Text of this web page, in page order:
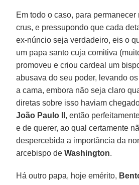
Em todo o caso, para permanecer
crus, e pressupondo que cada
ex-núncio seja verdadeiro, eis o
um papa santo cuja comitiva
promoveu e criou cardeal um
abusava do seu poder, levando
a cama, embora não seja claro
diretas sobre isso haviam
João Paulo II , então
e de querer, ao qual certamente
despercebida a importância da
arcebispo deWashington.
Há outro papa, hoje emérito,